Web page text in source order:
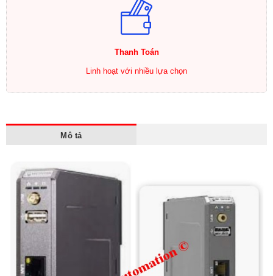
Thanh Toán
Linh hoạt với nhiều lựa chọn
Mô tả